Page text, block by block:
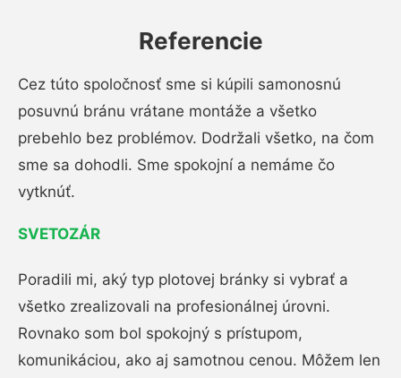
Referencie
Cez túto spoločnosť sme si kúpili samonosnú
posuvnú bránu vrátane montáže a všetko
prebehlo bez problémov. Dodržali všetko, na čom
sme sa dohodli. Sme spokojní a nemáme čo
vytknúť.
SVETOZÁR
Poradili mi, aký typ plotovej bránky si vybrať a
všetko zrealizovali na profesionálnej úrovni.
Rovnako som bol spokojný s prístupom,
komunikáciou, ako aj samotnou cenou. Môžem len